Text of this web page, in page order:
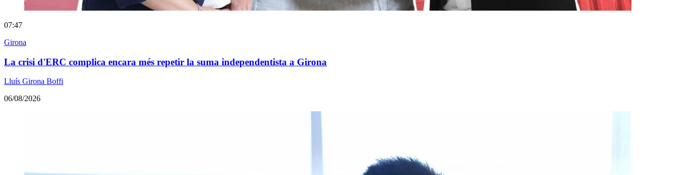
07:47
Girona
La crisi d'ERC complica encara més repetir la suma independentista a Girona
Lluís Girona Boffi
06/08/2026